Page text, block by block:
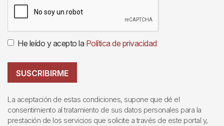
He leído y acepto la Política de privacidad
SUSCRIBIRME
La aceptación de estas condiciones, supone que dé el
consentimiento al tratamiento de sus datos personales para la
prestación de los servicios que solicite a través de este portal y,